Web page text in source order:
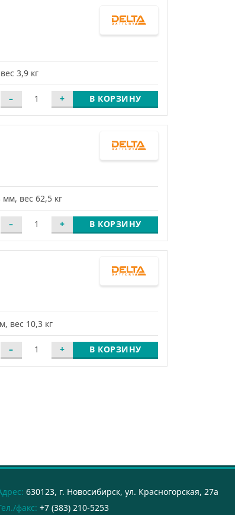
3,9 кг
В КОРЗИНУ
мм, вес 62,5 кг
В КОРЗИНУ
вес 10,3 кг
В КОРЗИНУ
630123, г. Новосибирск, ул. Красногорская, 27а
факс: +7 (383) 210-5253